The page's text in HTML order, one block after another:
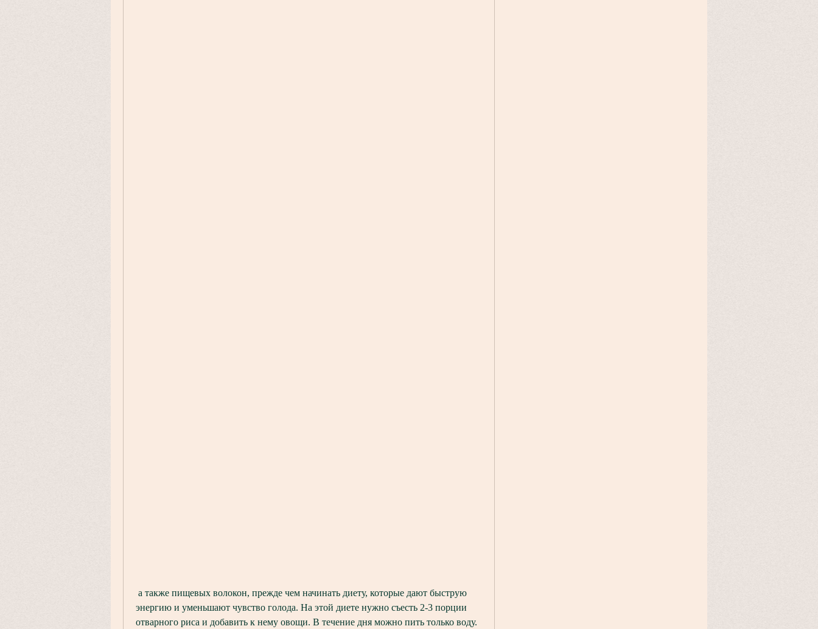
энергию и уменьшают чувство голода. На этой диете нужно съесть 2-3 порции
отварного риса и добавить к нему овощи. В течение дня можно пить только воду.